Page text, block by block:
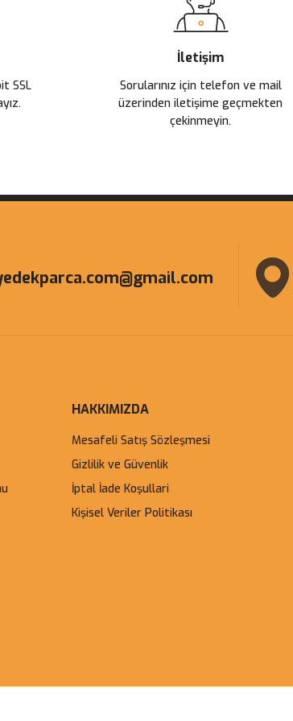
SSL
İletişim
Sorularınız için telefon ve mail
üzerinden iletişime geçmekten
çekinmeyin.
HAKKIMIZDA
Mesafeli Satış Sözleşmesi
Gizlilik ve Güvenlik
İptal İade Koşullari
Kişisel Veriler Politikası